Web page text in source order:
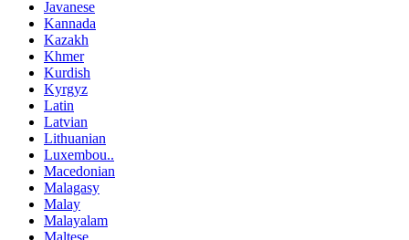
Javanese
Kannada
Kazakh
Khmer
Kurdish
Kyrgyz
Latin
Latvian
Lithuanian
Luxembou..
Macedonian
Malagasy
Malay
Malayalam
Maltese